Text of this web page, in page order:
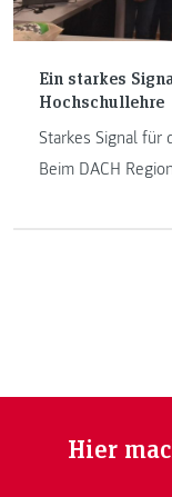
Ein starkes
Hochschullehre
Starkes Signal für
Beim DACH
Hier